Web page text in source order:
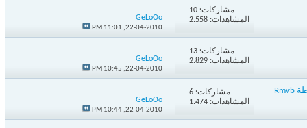
مشاركات:10
المشاهدات: 2.558
GeLoOo
22-04-2010,
11:01 PM
مشاركات:13
المشاهدات: 2.829
GeLoOo
22-04-2010,
10:45 PM
جميــع حلقات مسلسل (( بوجي و طمطم والكنز )) :: نسخ DVBRip مضغوطة Rmvb مشاركات:6
المشاهدات: 1.474
GeLoOo
22-04-2010,
10:44 PM